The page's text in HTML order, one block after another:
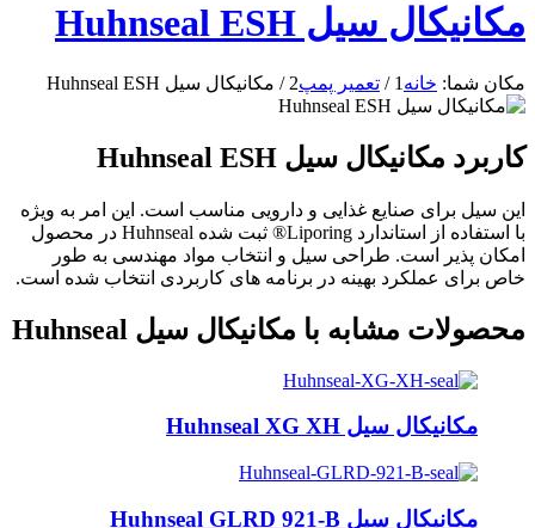
مکانیکال سیل Huhnseal ESH
مکان شما: خانه 1
/ تعمیر پمپ2
/ مکانیکال سیل Huhnseal ESH
کاربرد مکانیکال سیل Huhnseal ESH
این سیل برای صنایع غذایی و دارویی مناسب است. این امر به ویژه
با استفاده از استاندارد Liporing® ثبت شده Huhnseal در محصول
امکان پذیر است. طراحی سیل و انتخاب مواد مهندسی به طور
خاص برای عملکرد بهینه در برنامه های کاربردی انتخاب شده است.
محصولات مشابه با مکانیکال سیل Huhnseal
مکانیکال سیل Huhnseal XG XH
مکانیکال سیل Huhnseal GLRD 921-B